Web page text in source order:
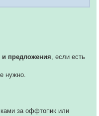
и предложения , если есть
нужно.
за оффтопик или